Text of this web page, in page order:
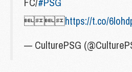
https://t.co/
— CulturePSG